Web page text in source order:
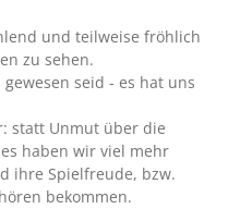
und teilweise fröhlich
zu sehen.
seid - es hat uns
statt Unmut über die
haben wir viel mehr
ihre Spielfreude, bzw.
bekommen.